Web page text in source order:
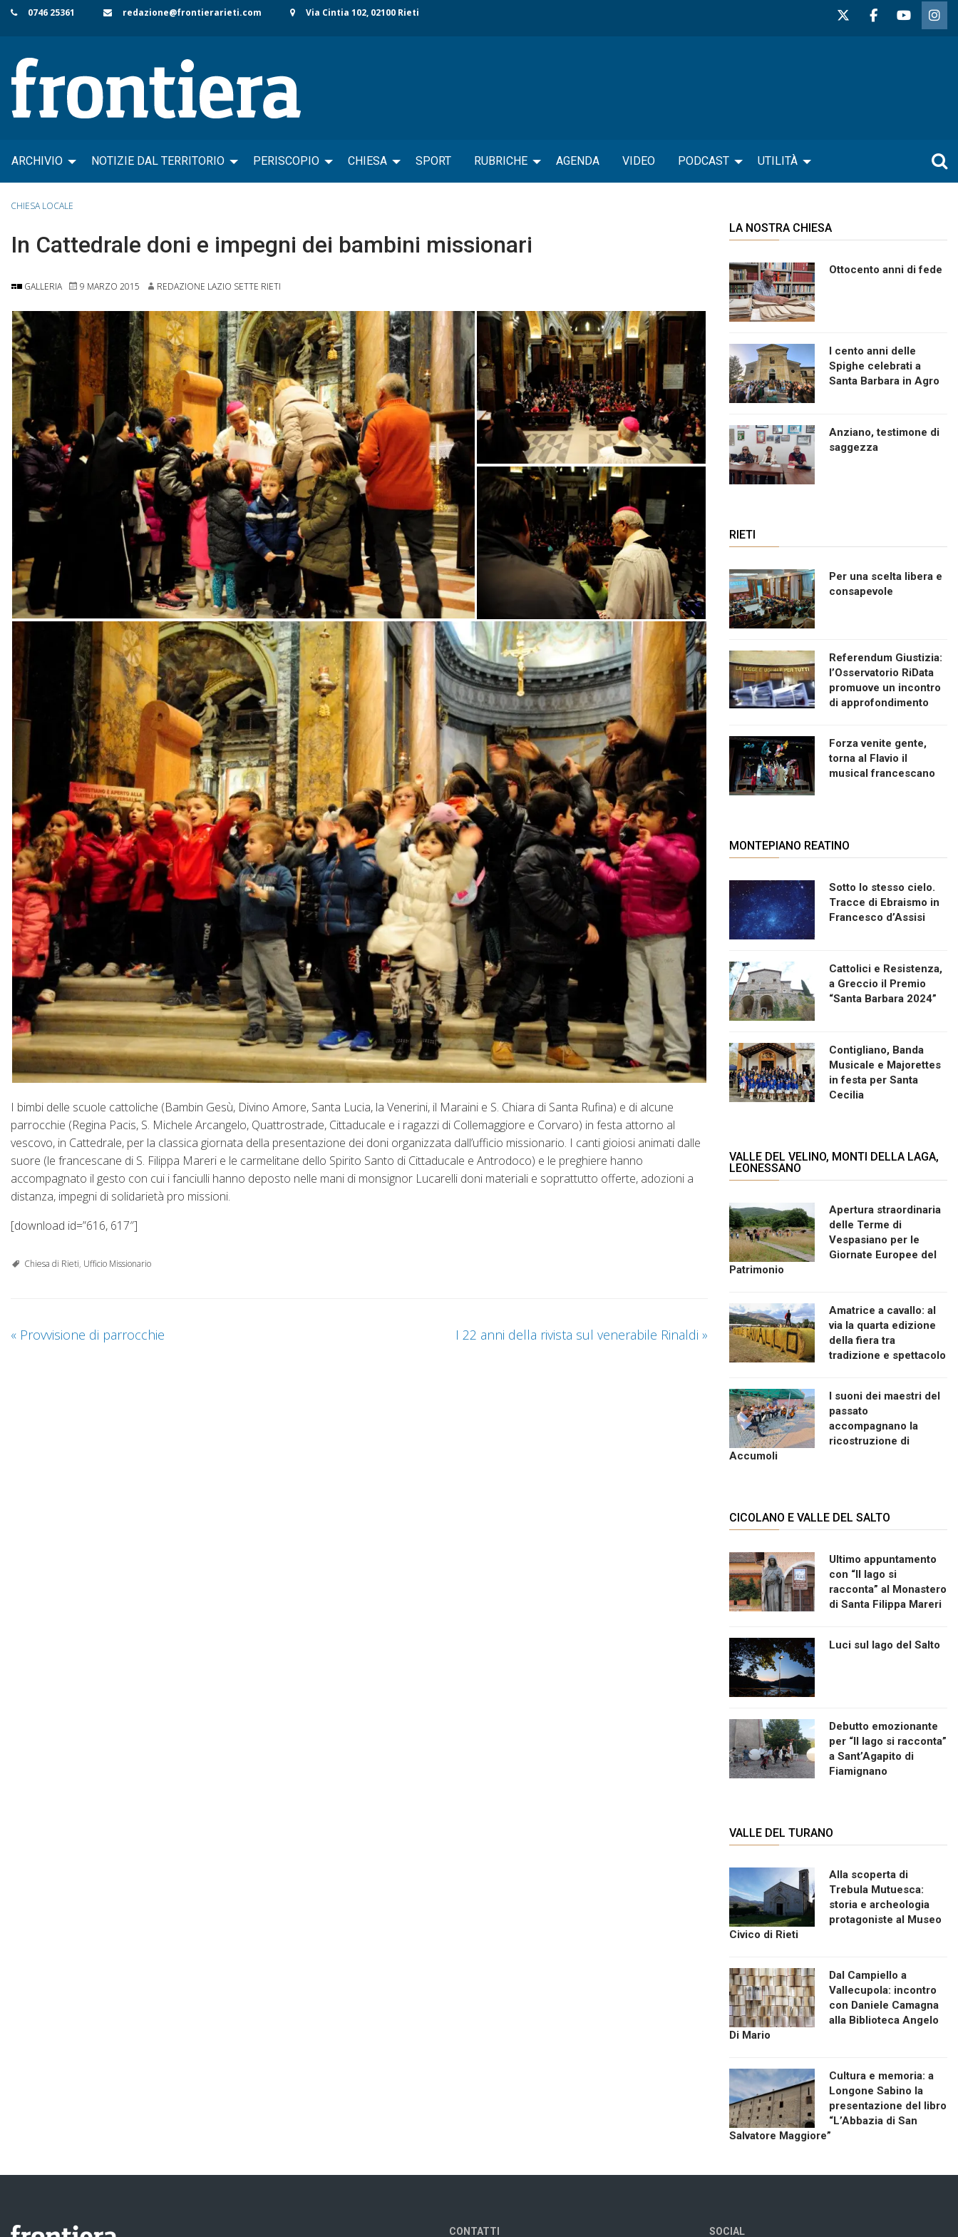
Skip
content
0746 25361 redazione@frontierarieti.com Via Cintia 102, 02100 Rieti
ARCHIVIO NOTIZIE DAL TERRITORIO PERISCOPIO CHIESA SPORT RUBRICHE AGENDA VIDEO PODCAST UTILITÀ
CHIESA LOCALE
In Cattedrale doni e impegni dei bambini missionari
GALLERIA 9 MARZO 2015 REDAZIONE LAZIO SETTE RIETI
I bimbi delle scuole cattoliche (Bambin Gesù, Divino Amore, Santa Lucia, la Venerini, il Maraini e S. Chiara di Santa Rufina) e di alcune
parrocchie (Regina Pacis, S. Michele Arcangelo, Quattrostrade, Cittaducale e i ragazzi di Collemaggiore e Corvaro) in festa attorno al
vescovo, in Cattedrale, per la classica giornata della presentazione dei doni organizzata dall’ufficio missionario. I canti gioiosi animati dalle
suore (le francescane di S. Filippa Mareri e le carmelitane dello Spirito Santo di Cittaducale e Antrodoco) e le preghiere hanno
accompagnato il gesto con cui i fanciulli hanno deposto nelle mani di monsignor Lucarelli doni materiali e soprattutto offerte, adozioni a
distanza, impegni di solidarietà pro missioni.
[download id=”616, 617″]
Chiesa di Rieti, Ufficio Missionario
« Provvisione di parrocchie I 22 anni della rivista sul venerabile Rinaldi »
LA NOSTRA CHIESA
Ottocento anni di fede
I cento anni delle
Spighe celebrati a
Santa Barbara in Agro
Anziano, testimone di
saggezza
RIETI
Per una scelta libera e
consapevole
Referendum Giustizia:
l’Osservatorio RiData
promuove un incontro
di approfondimento
Forza venite gente,
torna al Flavio il
musical francescano
MONTEPIANO REATINO
Sotto lo stesso cielo.
Tracce di Ebraismo in
Francesco d’Assisi
Cattolici e Resistenza,
a Greccio il Premio
“Santa Barbara 2024”
Contigliano, Banda
Musicale e Majorettes
in festa per Santa
Cecilia
VALLE DEL VELINO, MONTI DELLA LAGA,
LEONESSANO
Apertura straordinaria
delle Terme di
Vespasiano per le
Giornate Europee del
Patrimonio
Amatrice a cavallo: al
via la quarta edizione
della fiera tra
tradizione e spettacolo
I suoni dei maestri del
passato
accompagnano la
ricostruzione di
Accumoli
CICOLANO E VALLE DEL SALTO
Ultimo appuntamento
con “Il lago si
racconta” al Monastero
di Santa Filippa Mareri
Luci sul lago del Salto
Debutto emozionante
per “Il lago si racconta”
a Sant’Agapito di
Fiamignano
VALLE DEL TURANO
Alla scoperta di
Trebula Mutuesca:
storia e archeologia
protagoniste al Museo
Civico di Rieti
Dal Campiello a
Vallecupola: incontro
con Daniele Camagna
alla Biblioteca Angelo
Di Mario
Cultura e memoria: a
Longone Sabino la
presentazione del libro
“L’Abbazia di San
Salvatore Maggiore”
CONTATTI SOCIAL